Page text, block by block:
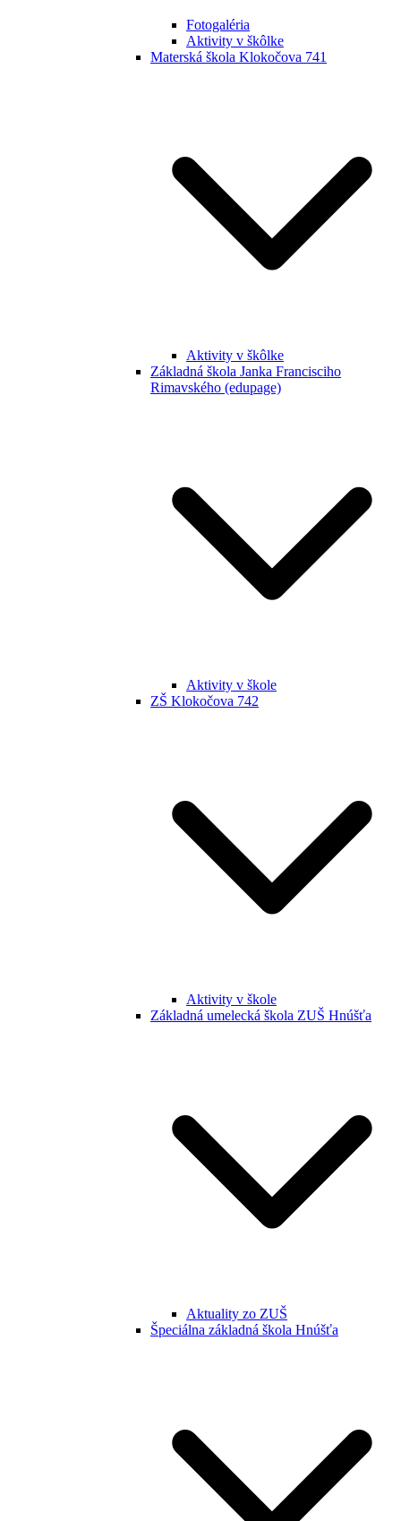
Fotogaléria
Aktivity v škôlke
Materská škola Klokočova 741
Aktivity v škôlke
Základná škola Janka Francisciho
Rimavského (edupage)
Aktivity v škole
ZŠ Klokočova 742
Aktivity v škole
Základná umelecká škola ZUŠ Hnúšťa
Aktuality zo ZUŠ
Špeciálna základná škola Hnúšťa